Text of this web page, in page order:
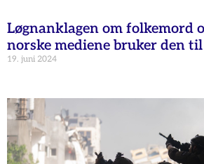
Løgnanklagen om folkemord
norske mediene bruker den
19. juni 2024